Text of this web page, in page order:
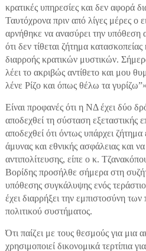
κρατικές υπηρεσίες και δεν αφορά
Ταυτόχρονα πριν από λίγες μέρες ο
αρνήθηκε να ανασύρει την υπόθεση
ότι δεν τίθεται ζήτημα κατασκοπείας
διαρροής κρατικών μυστικών.
λέει το ακριβώς αντίθετο και μου
λένε Ρίζο και όπως θέλω τα
Είναι προφανές ότι η ΝΔ έχει δύο
αποδεχθεί τη σύσταση εξεταστικής
αποδεχθεί ότι όντως υπάρχει ζήτημα
άμυνας και εθνικής ασφάλειας και
αντιπολίτευσης, είπε ο κ.
Βορίδης προσήλθε σήμερα στη
υπόθεσης συγκάλυψης ενός
έχει διαρρήξει την εμπιστοσύνη
πολιτικού συστήματος.
Ότι παίζει με τους θεσμούς για μια
χρησιμοποιεί δικονομικά τερτίπια